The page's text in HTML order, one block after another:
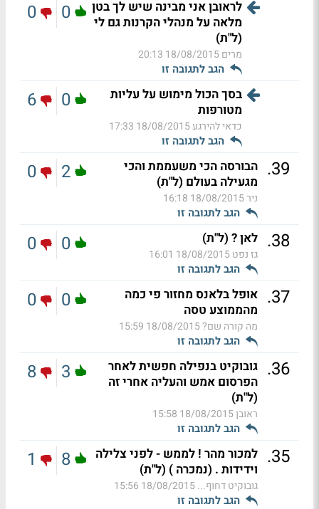
לראובן אני מבינה שיש לך בטן
מלאה על מנהלי הקרנות גם לי
(ל"ת)
מרים18/08/2015 20:13
הגב לתגובה זו
0
0
בסך הכול מימוש על עליות
מטורפות
כדאי להירגע18/08/2015 17:33
הגב לתגובה זו
0
6
39
. הבורסה הכי משעממת והכי
מגעילה בעולם (ל"ת)
ניר18/08/2015 16:18
הגב לתגובה זו
2
0
38
. לאן ? (ל"ת)
גז נפט18/08/2015 16:01
הגב לתגובה זו
0
0
37
. אופל בלאנס מחזור פי כמה
מהממוצע טסה
מה קורה שם?18/08/2015 15:59
הגב לתגובה זו
0
0
36
. גובוקיט בנפילה חפשית לאחר
הפרסום אמש והעליה אחרי זה
(ל"ת)
ראובן18/08/2015 15:58
הגב לתגובה זו
3
8
35
. למכור מהר ! לממש - לפני צלילה
וידידות . (נמכרה ) (ל"ת)
גובוקיט דחוף...18/08/2015 15:56
הגב לתגובה זו
8
1